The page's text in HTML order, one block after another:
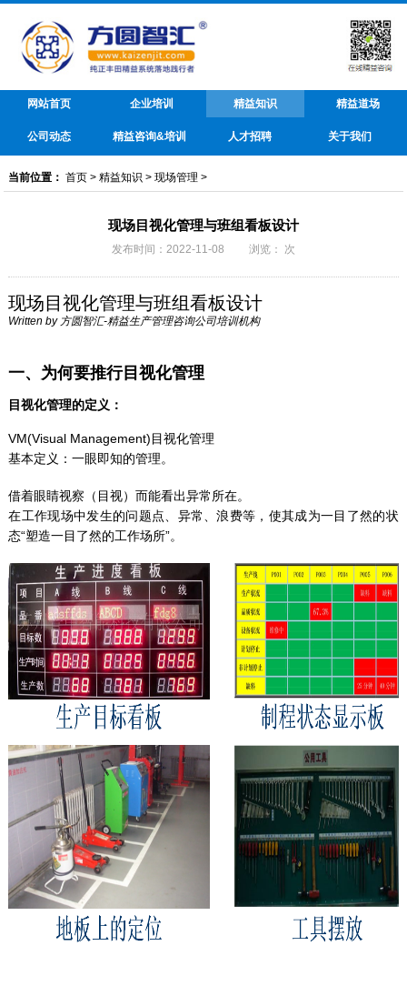
网站首页 企业培训 精益知识 精益道场
公司动态 精益咨询&培训 人才招聘 关于我们
当前位置： 首页 >精益知识 >现场管理 >
现场目视化管理与班组看板设计
发布时间：2022-11-08 浏览： 次
现场目视化管理与班组看板设计
Written by 方圆智汇-精益生产管理咨询公司培训机构
一、为何要推行目视化管理
目视化管理的定义：
VM(Visual Management)目视化管理
基本定义：一眼即知的管理。
借着眼睛视察（目视）而能看出异常所在。
在工作现场中发生的问题点、异常、浪费等，使其成为一目了然的状
态“塑造一目了然的工作场所”。